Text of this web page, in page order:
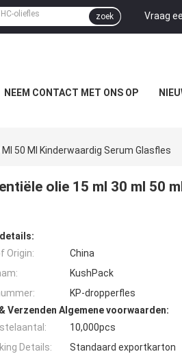
Vraag
zoek
NEEM CONTACT MET ONS OP
50 Ml Kinderwaardig Serum Glasfles
olie 15 ml 30 ml 50
Origin:
China
KushPack
KP-dropperfles
Verzenden Algemene voorwaarden:
10,000pcs
Details:
Standaard exportkarton